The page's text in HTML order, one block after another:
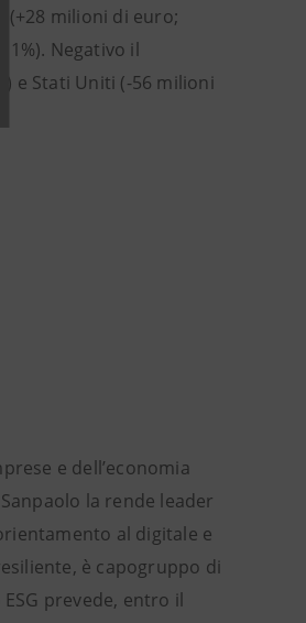
(+28 milioni di euro;
Negativo il
e Stati Uniti (-56 milioni
e dell’economia
la rende leader
al digitale e
è capogruppo di
prevede, entro il